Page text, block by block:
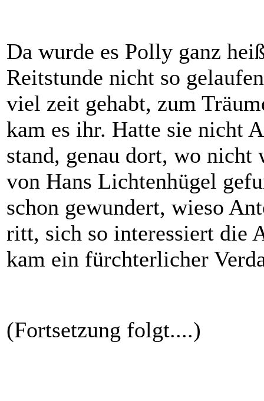
Da wurde es Polly ganz
Reitstunde nicht so
viel zeit gehabt, zum
kam es ihr. Hatte sie nicht
stand, genau dort, wo nicht
von Hans Lichtenhügel
schon gewundert, wieso
ritt, sich so interessiert die
kam ein fürchterlicher
(Fortsetzung folgt....)